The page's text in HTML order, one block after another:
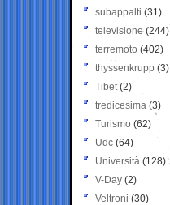
subappalti (31)
televisione(244)
terremoto (402)
thyssenkrupp (3)
Tibet(2)
tredicesima (3)
Turismo (62)
Udc (64)
Università (128)
V-Day (2)
Veltroni (30)